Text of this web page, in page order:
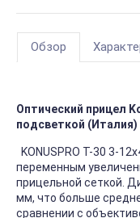
Обзор
Оптический прицел
подсветкой (Италия)
KONUSPRO T-30 3-
переменным
прицельной сеткой.
мм, что больше
сравнении с